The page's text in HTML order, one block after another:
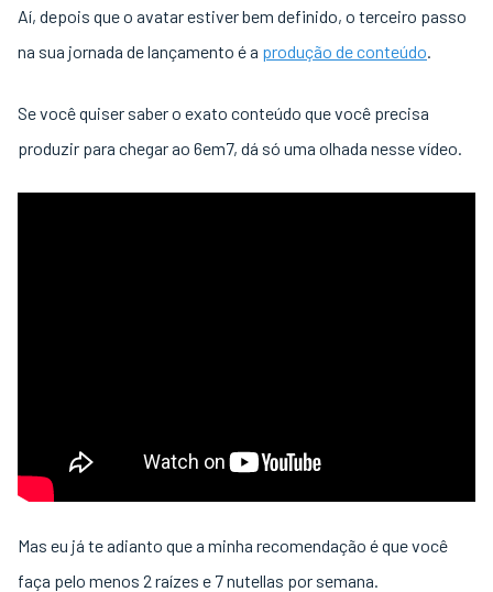
Aí, depois que o avatar estiver bem definido, o terceiro passo
na sua jornada de lançamento é a produção de conteúdo.
Se você quiser saber o exato conteúdo que você precisa
produzir para chegar ao 6em7, dá só uma olhada nesse vídeo.
Mas eu já te adianto que a minha recomendação é que você
faça pelo menos 2 raízes e 7 nutellas por semana.